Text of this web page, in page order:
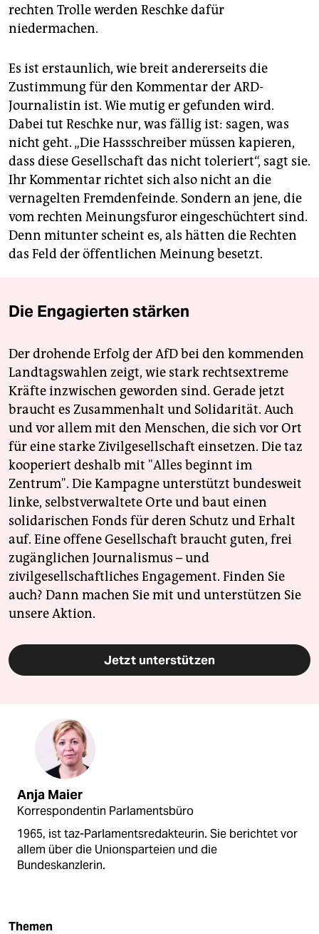
rechten Trolle werden Reschke dafür
niedermachen.
Es ist erstaunlich, wie breit andererseits die
Zustimmung für den Kommentar der ARD-
Journalistin ist. Wie mutig er gefunden wird.
Dabei tut Reschke nur, was fällig ist: sagen, was
nicht geht. „Die Hassschreiber müssen kapieren,
dass diese Gesellschaft das nicht toleriert“, sagt sie.
Ihr Kommentar richtet sich also nicht an die
vernagelten Fremdenfeinde. Sondern an jene, die
vom rechten Meinungsfuror eingeschüchtert sind.
Denn mitunter scheint es, als hätten die Rechten
das Feld der öffentlichen Meinung besetzt.
Die Engagierten stärken
Der drohende Erfolg der AfD bei den kommenden
Landtagswahlen zeigt, wie stark rechtsextreme
Kräfte inzwischen geworden sind. Gerade jetzt
braucht es Zusammenhalt und Solidarität. Auch
und vor allem mit den Menschen, die sich vor Ort
für eine starke Zivilgesellschaft einsetzen. Die taz
kooperiert deshalb mit "Alles beginnt im
Zentrum". Die Kampagne unterstützt bundesweit
linke, selbstverwaltete Orte und baut einen
solidarischen Fonds für deren Schutz und Erhalt
auf. Eine offene Gesellschaft braucht guten, frei
zugänglichen Journalismus – und
zivilgesellschaftliches Engagement. Finden Sie
auch? Dann machen Sie mit und unterstützen Sie
unsere Aktion.
Jetzt unterstützen
Anja Maier
Korrespondentin Parlamentsbüro
1965, ist taz-Parlamentsredakteurin. Sie berichtet vor
allem über die Unionsparteien und die
Bundeskanzlerin.
Themen